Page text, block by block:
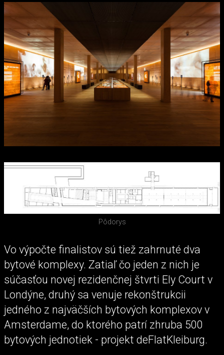
Pôdorys
Vo výpočte finalistov sú tiež zahrnuté dva
bytové komplexy. Zatiaľ čo jeden z nich je
súčasťou novej rezidenčnej štvrti Ely Court v
Londýne, druhý sa venuje rekonštrukcii
jedného z najväčších bytových komplexov v
Amsterdame, do ktorého patrí zhruba 500
bytových jednotiek - projekt deFlatKleiburg.